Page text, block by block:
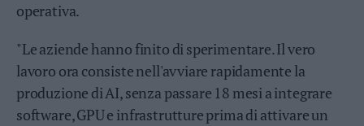
operativa.
"Le aziende hanno finito di sperimentare. Il vero
lavoro ora consiste nell'avviare rapidamente la
produzione di AI, senza passare 18 mesi a integrare
software, GPU e infrastrutture prima di attivare un